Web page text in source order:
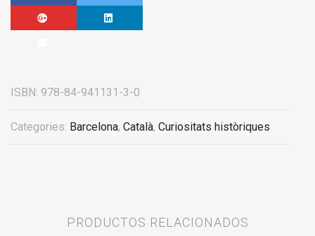
ISBN: 978-84-941131-3-0
Categories: Barcelona, Català, Curiositats històriques
PRODUCTOS RELACIONADOS